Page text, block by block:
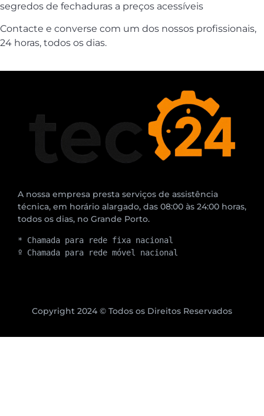
segredos de fechaduras a preços acessíveis
Contacte e converse com um dos nossos profissionais,
24 horas, todos os dias.
A nossa empresa presta serviços de assistência
técnica, em horário alargado, das 08:00 às 24:00 horas,
todos os dias, no Grande Porto.
* Chamada para rede fixa nacional
º Chamada para rede móvel nacional
Copyright 2024 © Todos os Direitos Reservados